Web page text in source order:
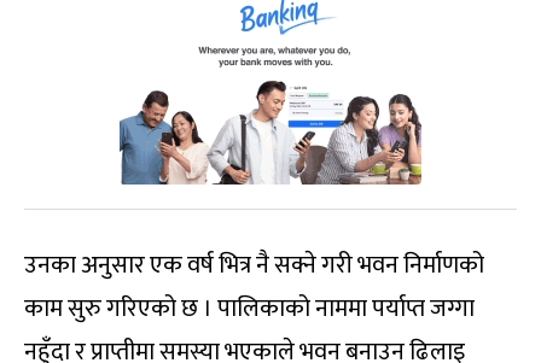
उनका अनुसार एक वर्ष भित्र नै सक्ने गरी भवन निर्माणको
काम सुरु गरिएको छ । पालिकाको नाममा पर्याप्त जग्गा
नहुँदा र प्राप्तीमा समस्या भएकाले भवन बनाउन ढिलाइ